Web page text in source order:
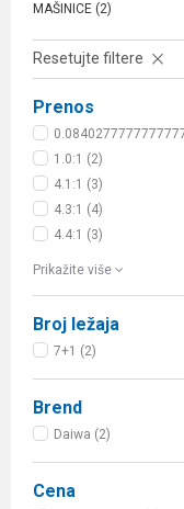
MAŠINICE (2)
Resetujte filtere
Prenos
1.0:1 (2)
4.1:1 (3)
4.3:1 (4)
4.4:1 (3)
Prikažite više
Broj ležaja
7+1 (2)
Brend
Daiwa (2)
Cena